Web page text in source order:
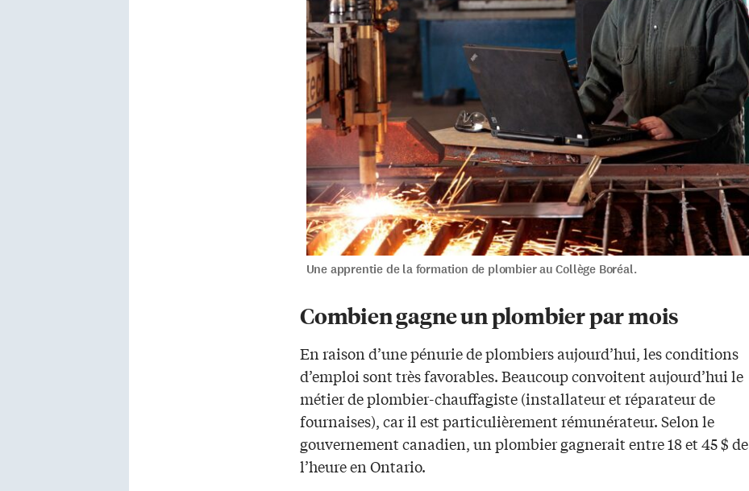
Une apprentie de la formation de plombier au Collège Boréal.
Combien gagne un plombier par mois
En raison d’une pénurie de plombiers aujourd’hui, les conditions
d’emploi sont très favorables. Beaucoup convoitent aujourd’hui le
métier de plombier-chauffagiste (installateur et réparateur de
fournaises), car il est particulièrement rémunérateur. Selon le
gouvernement canadien, un plombier gagnerait entre 18 et 45 $ de
l’heure en Ontario.